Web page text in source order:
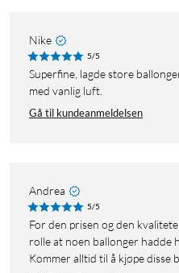
Nike
5/5
Superfine, lagde store ballonger som varte lenge. Fungerer bra
med vanlig luft.
Gå til kundeanmeldelsen
Andrea
5/5
For den prisen og den kvaliteten på ballongene spiller det ingen
rolle at noen ballonger hadde
Kommer alltid til å kjøpe disse